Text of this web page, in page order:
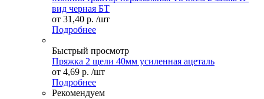
вид черная БТ
от 31,40 р. /шт
Подробнее
Быстрый просмотр
Пряжка 2 щели 40мм усиленная ацеталь
от 4,69 р. /шт
Подробнее
Рекомендуем